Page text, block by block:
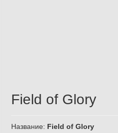
Field of Glory
Название: Field of Glory